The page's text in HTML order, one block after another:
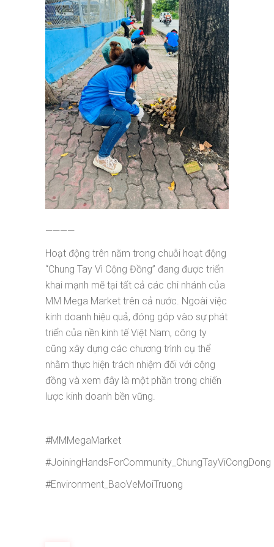
————
Hoạt động trên nằm trong chuỗi hoạt động
“Chung Tay Vì Cộng Đồng” đang được triển
khai mạnh mẽ tại tất cả các chi nhánh của
MM Mega Market trên cả nước. Ngoài việc
kinh doanh hiệu quả, đóng góp vào sự phát
triển của nền kinh tế Việt Nam, công ty
cũng xây dựng các chương trình cụ thể
nhằm thực hiện trách nhiệm đối với cộng
đồng và xem đây là một phần trong chiến
lược kinh doanh bền vững.
#MMMegaMarket
#JoiningHandsForCommunity_ChungTayViCongDong
#Environment_BaoVeMoiTruong